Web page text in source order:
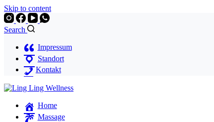
Skip to content
Search
Impressum
Standort
Kontakt
Home
Massage